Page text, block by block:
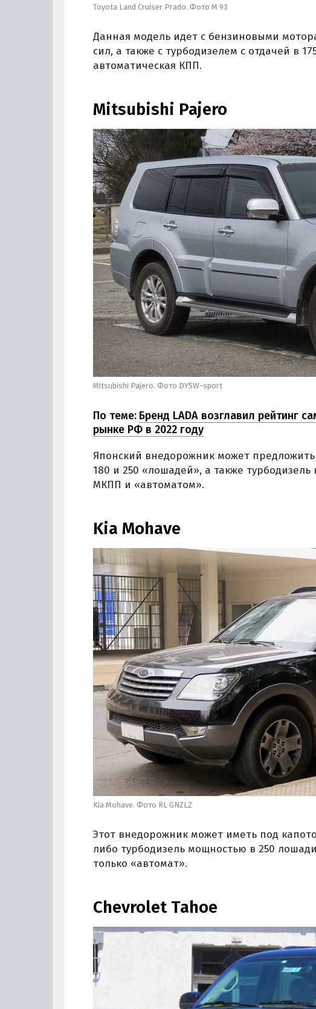
Toyota Land Cruiser Prado. Фото M 93
Данная модель идет с бензиновыми
сил, а также с турбодизелем с отдачей в
автоматическая КПП.
Mitsubishi Pajero
Mitsubishi Pajero. Фото DY5W-sport
По теме: Бренд LADA возглавил рейтинг
рынке РФ в 2022 году
Японский внедорожник может
180 и 250 «лошадей», а также
МКПП и «автоматом».
Kia Mohave
Kia Mohave. Фото RL GNZLZ
Этот внедорожник может иметь под
либо турбодизель мощностью в 250
только «автомат».
Chevrolet Tahoe